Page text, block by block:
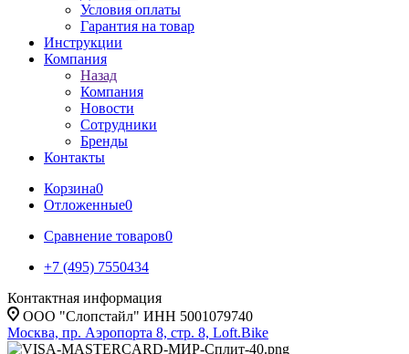
Условия оплаты
Гарантия на товар
Инструкции
Компания
Назад
Компания
Новости
Сотрудники
Бренды
Контакты
Корзина0
Отложенные0
Сравнение товаров0
+7 (495) 7550434
Контактная информация
ООО "Слопстайл" ИНН 5001079740
Москва, пр. Аэропорта 8, стр. 8, Loft.Bike